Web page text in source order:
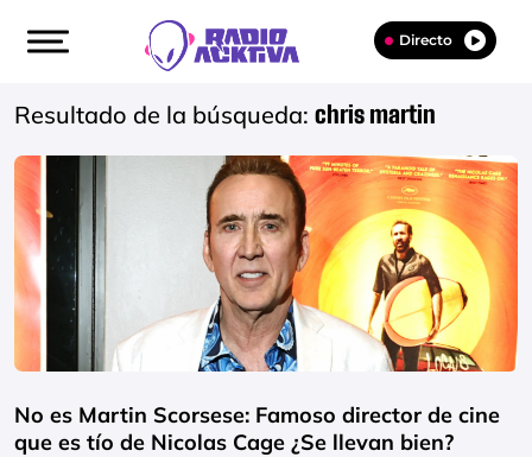
Directo
Resultado de la búsqueda: chris martin
No es Martin Scorsese: Famoso director de cine
que es tío de Nicolas Cage ¿Se llevan bien?